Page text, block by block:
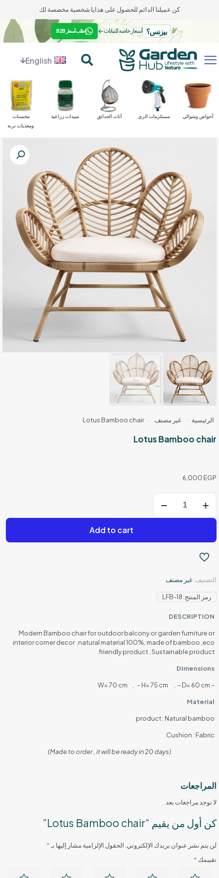
كن عميلنا الدائم للحصول على هدايا شخصية مخصصة لك
بيزنس؟ أسعار خاصة للنباتات← اطلب أسعار B2B
English
محسنات
ومغذيات تربة
مبيدات زراعية أثاث الحدائق مستلزمات الري أحواض وشوالي
الرئيسية - غير مصنف -
Lotus Bamboo chair
Lotus Bamboo chair
6,000 EGP
Lotus
Add to cart
التصنيف:غير مصنف
رمز المنتج: LFB-18
DESCRIPTION
Modern Bamboo chair for outdoor balcony or garden furniture or
interior corner decor ,natural material 100%, made of bamboo ,eco
friendly product , Sustainable product.
Dimensions
– W= 70 cm , – H= 75 cm , – D= 60 cm
Material
product : Natural bamboo
Cushion : Fabric
(Made to order , it will be ready in 20 days)
المراجعات
لا توجد مراجعات بعد.
كن أول من يقيم “Lotus Bamboo chair”
لن يتم نشر عنوان بريدك الإلكتروني. الحقول الإلزامية مشار إليها بـ*
تقييمك *